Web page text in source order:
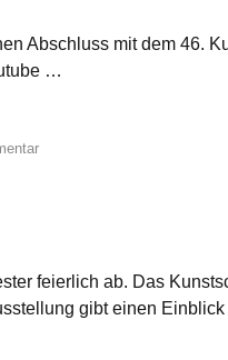
Abschluss mit dem 46.
…
feierlich ab. Das
gibt einen